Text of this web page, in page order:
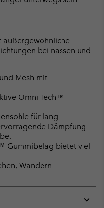
außergewöhnliche
bei nassen und
Mesh mit
Omni-Tech™-
für lang
Dämpfung
Gummibelag bietet viel
Wandern